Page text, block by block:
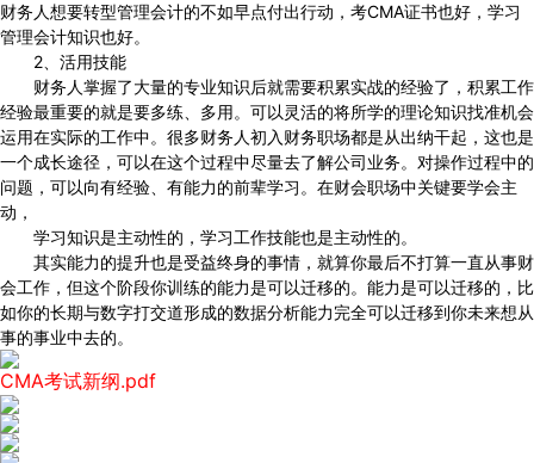
财务人想要转型管理会计的不如早点付出行动，考CMA证书也好，学习
管理会计知识也好。
2、活用技能
财务人掌握了大量的专业知识后就需要积累实战的经验了，积累工作
经验最重要的就是要多练、多用。可以灵活的将所学的理论知识找准机会
运用在实际的工作中。很多财务人初入财务职场都是从出纳干起，这也是
一个成长途径，可以在这个过程中尽量去了解公司业务。对操作过程中的
问题，可以向有经验、有能力的前辈学习。在财会职场中关键要学会主
动，
学习知识是主动性的，学习工作技能也是主动性的。
其实能力的提升也是受益终身的事情，就算你最后不打算一直从事财
会工作，但这个阶段你训练的能力是可以迁移的。能力是可以迁移的，比
如你的长期与数字打交道形成的数据分析能力完全可以迁移到你未来想从
事的事业中去的。
CMA考试新纲.pdf